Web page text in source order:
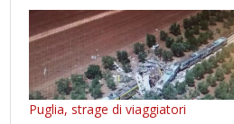
Puglia, strage di viaggiatori